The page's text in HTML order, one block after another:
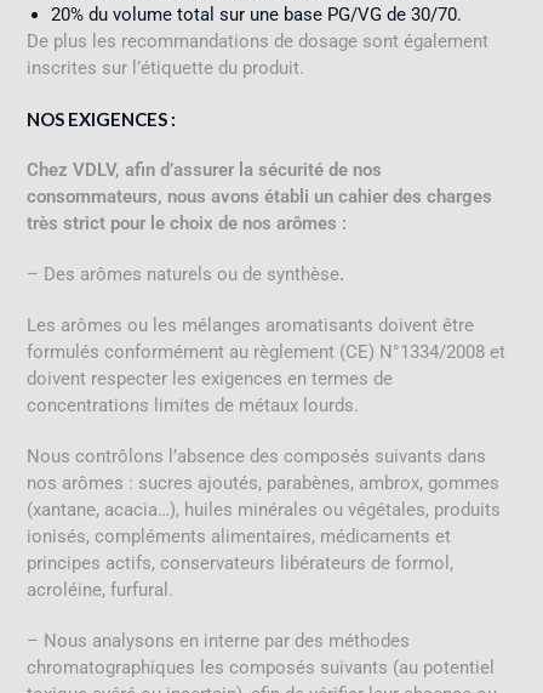
20% du volume total sur une base PG/VG de 30/70.
De plus les recommandations de dosage sont également
inscrites sur l’étiquette du produit.
NOS EXIGENCES :
Chez VDLV, afin d’assurer la sécurité de nos
consommateurs, nous avons établi un cahier des charges
très strict pour le choix de nos arômes :
– Des arômes naturels ou de synthèse.
Les arômes ou les mélanges aromatisants doivent être
formulés conformément au règlement (CE) N°1334/2008 et
doivent respecter les exigences en termes de
concentrations limites de métaux lourds.
Nous contrôlons l’absence des composés suivants dans
nos arômes : sucres ajoutés, parabènes, ambrox, gommes
(xantane, acacia…), huiles minérales ou végétales, produits
ionisés, compléments alimentaires, médicaments et
principes actifs, conservateurs libérateurs de formol,
acroléine, furfural.
– Nous analysons en interne par des méthodes
chromatographiques les composés suivants (au potentiel